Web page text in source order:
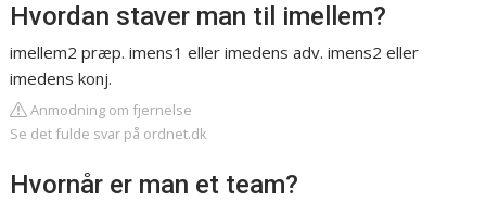
Hvordan staver man til imellem?
imellem2 præp. imens1 eller imedens adv. imens2 eller
imedens konj.
Anmodning om fjernelse
Se det fulde svar på ordnet.dk
Hvornår er man et team?